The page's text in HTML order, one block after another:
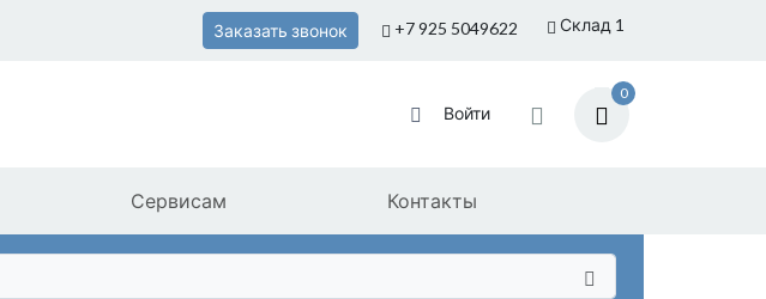
Склад 1
Заказать звонок +7 925 5049622
Войти
0
Сервисам Контакты